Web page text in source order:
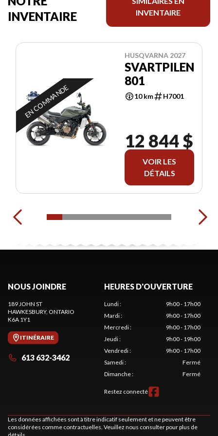
INVENTAIRE
INVENTAIRE
EN COMMANDE
HUSQVARNA 2027
SVARTPILEN
801
10 km H7001
12 844 $
VOIR LES
DÉTAILS
NOUS JOINDRE
189 JOHN ST
HAWKESBURY, ONTARIO
K6A 1Y1
ITINÉRAIRE
613 632-3462
HEURES D'OUVERTURE
Lundi:
9h00 - 17h00
Mardi:
9h00 - 17h00
Mercredi:
9h00 - 17h00
Jeudi:
9h00 - 19h00
Vendredi:
9h00 - 17h00
Samedi:
Fermé
Dimanche: Fermé
Restez connecté
Les données affichées sont à titre indicatif seulement et ne peuvent être
considérées comme contractuelles. Veuillez nous consulter pour plus de